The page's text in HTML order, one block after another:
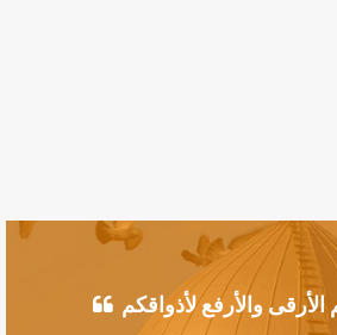
والأرفع لأذواقكم